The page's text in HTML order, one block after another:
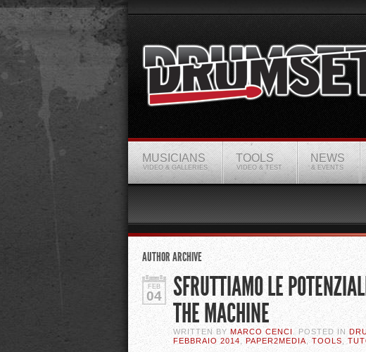
MUSICIANS
VIDEO & GALLERIES
TOOLS
VIDEO & TEST
NEWS
& EVENTS
AUTHOR ARCHIVE
FEB
04
SFRUTTIAMO LE
THE MACHINE
WRITTEN BY MARCO CENCI . POSTED IN
FEBBRAIO 2014 ,PAPER2MEDIA , TOOLS